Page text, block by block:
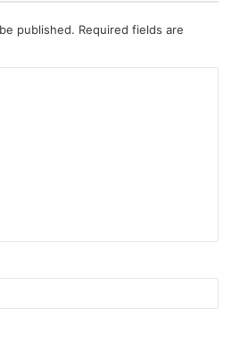
published. Required fields are